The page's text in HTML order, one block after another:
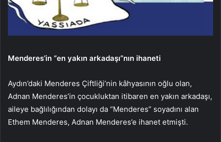
Menderes’in “en yakın arkadaşı”nın ihaneti
Aydın’daki Menderes Çiftliği’nin kâhyasının oğlu olan,
Adnan Menderes’in çocukluktan itibaren en yakın arkadaşı,
aileye bağlılığından dolayı da “Menderes” soyadını alan
Ethem Menderes, Adnan Menderes’e ihanet etmişti.